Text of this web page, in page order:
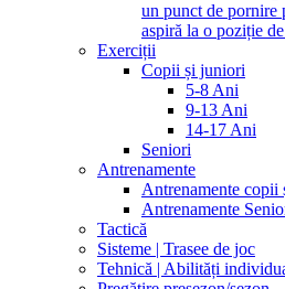
un punct de pornire
aspiră la o poziție
Exerciții
Copii și juniori
5-8 Ani
9-13 Ani
14-17 Ani
Seniori
Antrenamente
Antrenamente copii
Antrenamente
Tactică
Sisteme | Trasee de joc
Tehnică | Abilități